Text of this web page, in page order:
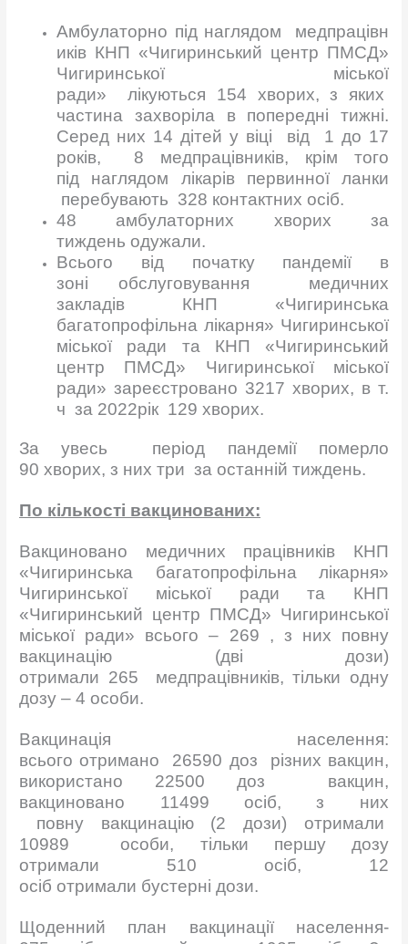
Амбулаторно під наглядом медпрацівн
иків КНП «Чигиринський центр ПМСД»
Чигиринської міської
ради» лікуються 154 хворих, з яких
частина захворіла в попередні тижні.
Серед них 14 дітей у віці від 1 до 17
років, 8 медпрацівників, крім того
під наглядом лікарів первинної ланки
перебувають 328 контактних осіб.
48 амбулаторних хворих за
тиждень одужали.
Всього від початку пандемії в
зоні обслуговування
медичних
закладів
КНП «Чигиринська
багатопрофільна лікарня» Чигиринської
міської ради та КНП «Чигиринський
центр ПМСД» Чигиринської міської
ради» зареєстровано 3217 хворих, в т.
ч за 2022рік 129 хворих.
За увесь період пандемії померло
90 хворих, з них три за останній тиждень.
По кількості вакцинованих:
Вакциновано медичних працівників КНП
«Чигиринська багатопрофільна лікарня»
Чигиринської міської ради та КНП
«Чигиринський центр ПМСД» Чигиринської
міської ради» всього – 269 , з них повну
вакцинацію (дві дози)
отримали 265 медпрацівників, тільки одну
дозу – 4 особи.
Вакцинація населення:
всього отримано 26590 доз різних вакцин,
використано 22500 доз вакцин,
вакциновано 11499 осіб, з них
повну вакцинацію (2 дози) отримали
10989 особи, тільки першу дозу
отримали 510 осіб, 12
осіб отримали бустерні дози.
Щоденний план вакцинації населення-